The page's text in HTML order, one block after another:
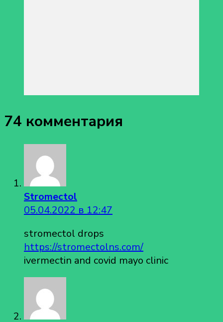
74 комментария
Stromectol
05.04.2022 в 12:47
stromectol drops
https://stromectolns.com/
ivermectin and covid mayo clinic